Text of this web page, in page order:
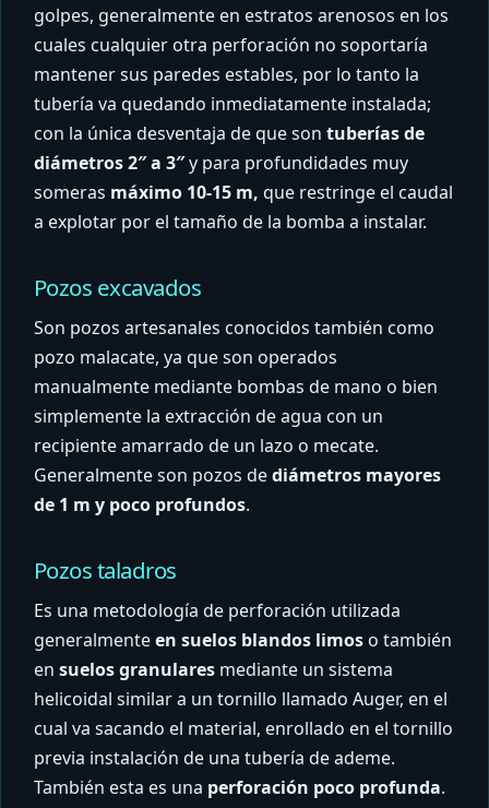
golpes, generalmente en estratos arenosos en los
cuales cualquier otra perforación no soportaría
mantener sus paredes estables, por lo tanto la
tubería va quedando inmediatamente instalada;
con la única desventaja de que son tuberías de
diámetros 2″ a 3″y para profundidades muy
someras máximo 10-15 m, que restringe el caudal
a explotar por el tamaño de la bomba a instalar.
Pozos excavados
Son pozos artesanales conocidos también como
pozo malacate, ya que son operados
manualmente mediante bombas de mano o bien
simplemente la extracción de agua con un
recipiente amarrado de un lazo o mecate.
Generalmente son pozos dediámetros mayores
de 1 m y poco profundos.
Pozos taladros
Es una metodología de perforación utilizada
generalmenteen suelos blandos limos o también
en suelos granulares mediante un sistema
helicoidal similar a un tornillo llamado Auger, en el
cual va sacando el material, enrollado en el tornillo
previa instalación de una tubería de ademe.
También esta es una perforación poco profunda.